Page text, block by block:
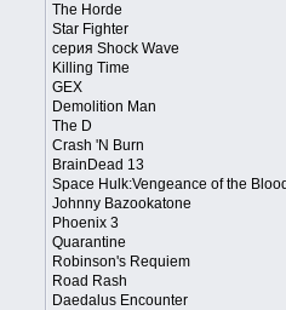
The Horde
Star Fighter
серия Shock Wave
Killing Time
GEX
Demolition Man
The D
Crash 'N Burn
BrainDead 13
Space Hulk:Vengeance of the
Johnny Bazookatone
Phoenix 3
Quarantine
Robinson's Requiem
Road Rash
Daedalus Encounter